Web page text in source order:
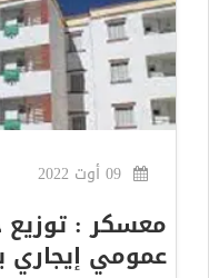
عمومي إيجاري